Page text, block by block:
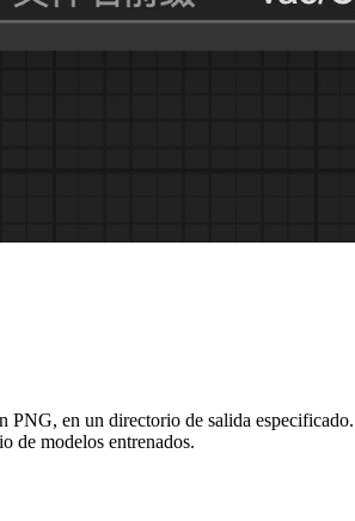
en un directorio de salida
de modelos entrenados.